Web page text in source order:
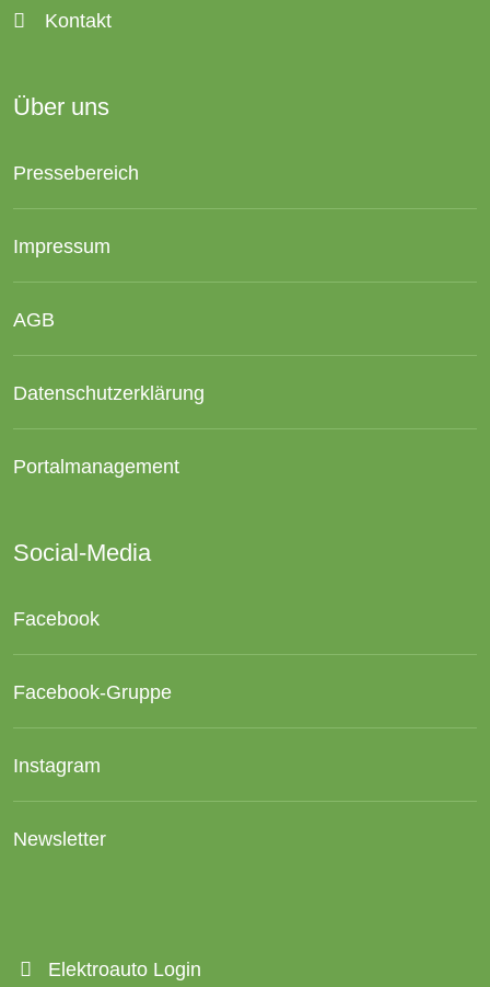
Kontakt
Über uns
Pressebereich
Impressum
AGB
Datenschutzerklärung
Portalmanagement
Social-Media
Facebook
Facebook-Gruppe
Instagram
Newsletter
Elektroauto Login